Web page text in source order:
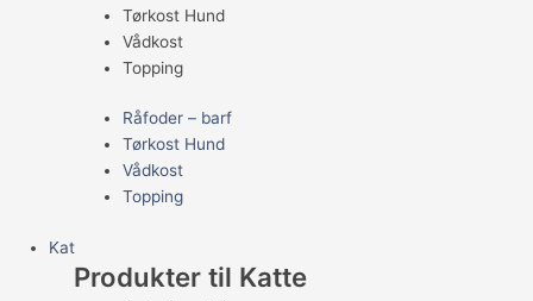
Tørkost Hund
Vådkost
Topping
Råfoder – barf
Tørkost Hund
Vådkost
Topping
Kat
Produkter til Katte